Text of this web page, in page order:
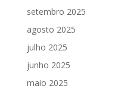
setembro 2025
agosto 2025
julho 2025
junho 2025
maio 2025